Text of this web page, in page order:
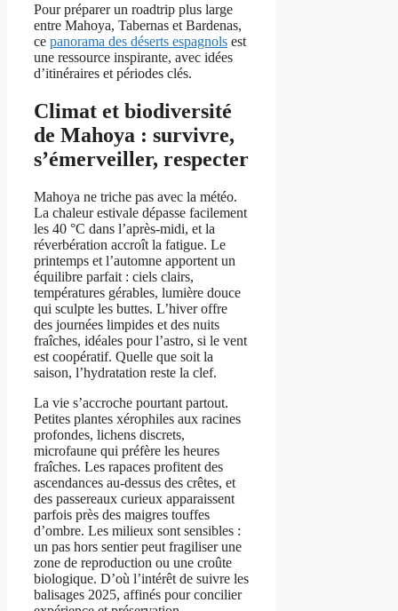
Pour préparer un roadtrip plus large
entre Mahoya, Tabernas et Bardenas,
ce panorama des déserts espagnols est
une ressource inspirante, avec idées
d’itinéraires et périodes clés.
Climat et biodiversité
de Mahoya : survivre,
s’émerveiller, respecter
Mahoya ne triche pas avec la météo.
La chaleur estivale dépasse facilement
les 40 °C dans l’après-midi, et la
réverbération accroît la fatigue. Le
printemps et l’automne apportent un
équilibre parfait : ciels clairs,
températures gérables, lumière douce
qui sculpte les buttes. L’hiver offre
des journées limpides et des nuits
fraîches, idéales pour l’astro, si le vent
est coopératif. Quelle que soit la
saison, l’hydratation reste la clef.
La vie s’accroche pourtant partout.
Petites plantes xérophiles aux racines
profondes, lichens discrets,
microfaune qui préfère les heures
fraîches. Les rapaces profitent des
ascendances au-dessus des crêtes, et
des passereaux curieux apparaissent
parfois près des maigres touffes
d’ombre. Les milieux sont sensibles :
un pas hors sentier peut fragiliser une
zone de reproduction ou une croûte
biologique. D’où l’intérêt de suivre les
balisages 2025, affinés pour concilier